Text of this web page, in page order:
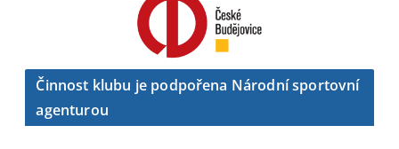
Činnost klubu je podpořena Národní sportovní
agenturou